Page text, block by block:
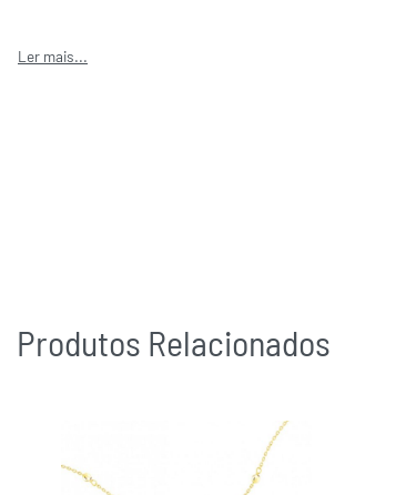
Produtos Relacionados